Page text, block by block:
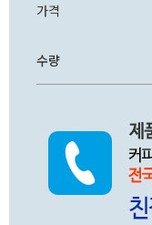
가격
수량